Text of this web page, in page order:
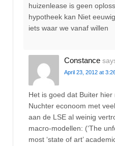
huizenlease is geen
hypotheek kan Niet
iets waar we vanaf willen
Constance
April 23, 2012 at
Het is goed dat Buiter hier
Nuchter econoom met
aan de LSE al weinig
macro-modellen: (‘The
most ‘state of art’